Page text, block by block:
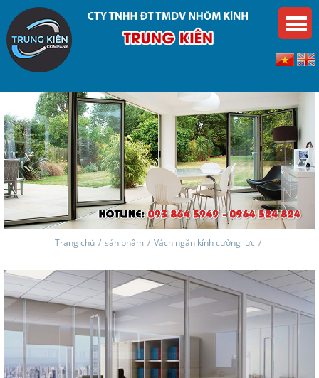
Trang chủ / sản phẩm / Vách ngăn kính cường lực /